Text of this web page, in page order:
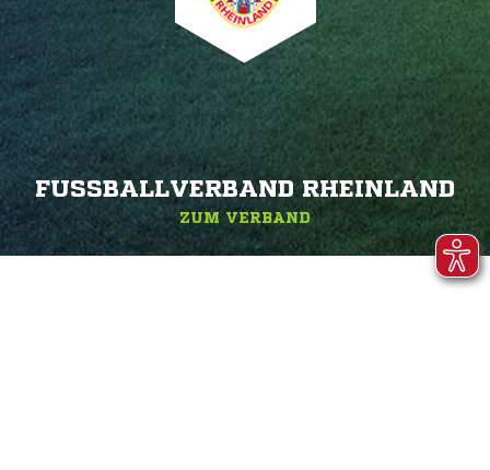
FUSSBALLVERBAND RHEINLAND
ZUM VERBAND